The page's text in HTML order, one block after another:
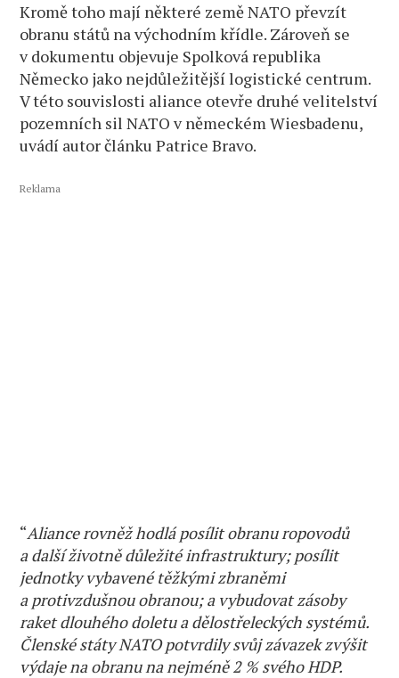
Kromě toho mají některé země NATO převzít
obranu států na východním křídle. Zároveň se
v dokumentu objevuje Spolková republika
Německo jako nejdůležitější logistické centrum.
V této souvislosti aliance otevře druhé velitelství
pozemních sil NATO v německém Wiesbadenu,
uvádí autor článku Patrice Bravo.
Reklama
“Aliance rovněž hodlá posílit obranu ropovodů
a další životně důležité infrastruktury; posílit
jednotky vybavené těžkými zbraněmi
a protivzdušnou obranou; a vybudovat zásoby
raket dlouhého doletu a dělostřeleckých systémů.
Členské státy NATO potvrdily svůj závazek zvýšit
výdaje na obranu na nejméně 2 % svého HDP.